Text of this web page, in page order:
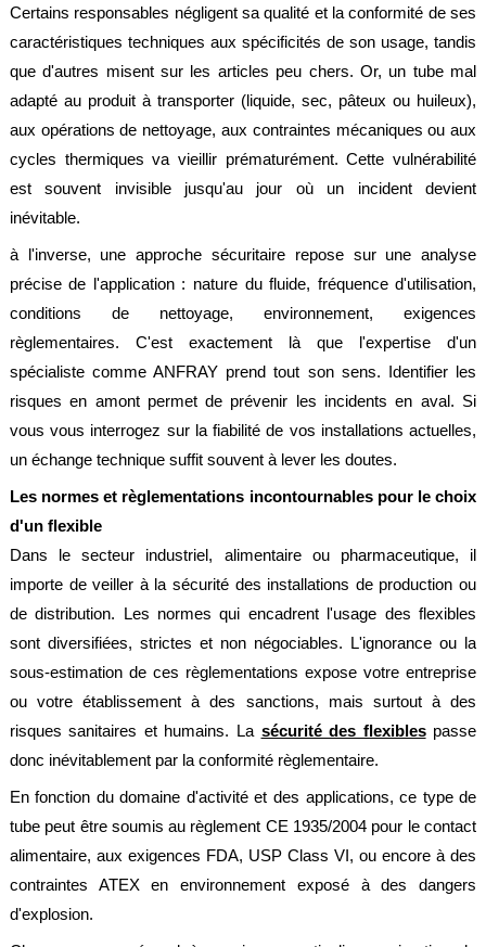
Présentation
Domaines
Nos
Conditions
de
Actualités
Bibliothèque
Anfray
Support
Tutoriels
techniques
Directives
Contacts
Nous
contacter
Nos
revendeurs
dans
le
flexibles
Devis
étanchéité
Certains responsables négligent sa qualité et la conformité de ses
caractéristiques techniques aux spécificités de son usage, tandis
que d'autres misent sur les articles peu chers. Or, un tube mal
adapté au produit à transporter (liquide, sec, pâteux ou huileux),
aux opérations de nettoyage, aux contraintes mécaniques ou aux
cycles thermiques va vieillir prématurément. Cette vulnérabilité
est souvent invisible jusqu'au jour où un incident devient
inévitable.
à l'inverse, une approche sécuritaire repose sur une analyse
précise de l'application : nature du fluide, fréquence d'utilisation,
conditions de nettoyage, environnement, exigences
règlementaires. C'est exactement là que l'expertise d'un
spécialiste comme ANFRAY prend tout son sens. Identifier les
risques en amont permet de prévenir les incidents en aval. Si
vous vous interrogez sur la fiabilité de vos installations actuelles,
un échange technique suffit souvent à lever les doutes.
Les normes et règlementations incontournables pour le choix
d'un flexible
Dans le secteur industriel, alimentaire ou pharmaceutique, il
importe de veiller à la sécurité des installations de production ou
de distribution. Les normes qui encadrent l'usage des flexibles
sont diversifiées, strictes et non négociables. L'ignorance ou la
sous-estimation de ces règlementations expose votre entreprise
ou votre établissement à des sanctions, mais surtout à des
risques sanitaires et humains. La sécurité des flexiblespasse
donc inévitablement par la conformité règlementaire.
En fonction du domaine d'activité et des applications, ce type de
tube peut être soumis au règlement CE 1935/2004 pour le contact
alimentaire, aux exigences FDA, USP Class VI, ou encore à des
contraintes ATEX en environnement exposé à des dangers
d'explosion.